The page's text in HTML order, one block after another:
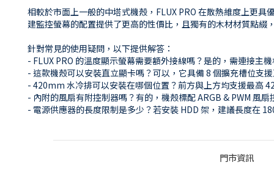
相較於市面上一般的中塔式機殼，FLUX PRO 在散熱維度上更
建監控螢幕的配置提供了更高的性價比，且獨有的木材材質點
針對常見的使用疑問，以下提供解答：
- FLUX PRO 的溫度顯示螢幕需要額外接線嗎？是的，需連接主
- 這款機殼可以安裝直立顯卡嗎？可以，它具備 8 個擴充槽位支
- 420mm 水冷排可以安裝在哪個位置？前方與上方均支援最高
- 內附的風扇有附控制器嗎？有的，機殼標配 ARGB & PWM 風
- 電源供應器的長度限制是多少？若安裝 HDD 架，建議長度在
門市資訊